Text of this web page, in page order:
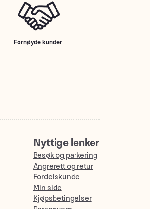
Fornøyde kunder
Nyttige lenker
Besøk og parkering
Angrerett og retur
Fordelskunde
Min side
Kjøpsbetingelser